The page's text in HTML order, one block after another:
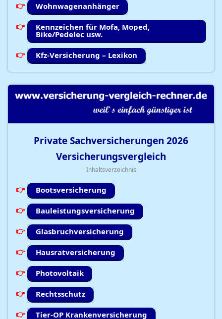
Wohnwagenanhänger
Kennzeichen für Mofa, Moped,
Bike/Pedelec usw.
Kfz-Versicherung – Lexikon
Private Sachversicherungen 2026
Versicherungsvergleich
Inhaltsverzeichnis
Bootsversicherung
Bauleistungsversicherung
Glasbruchversicherung
Hausratversicherung
Photovoltaik
Rechtsschutz
Tier-OP Krankenversicherung